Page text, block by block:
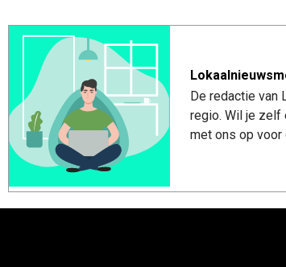
De redactie van
regio. Wil je zelf
met ons op voor